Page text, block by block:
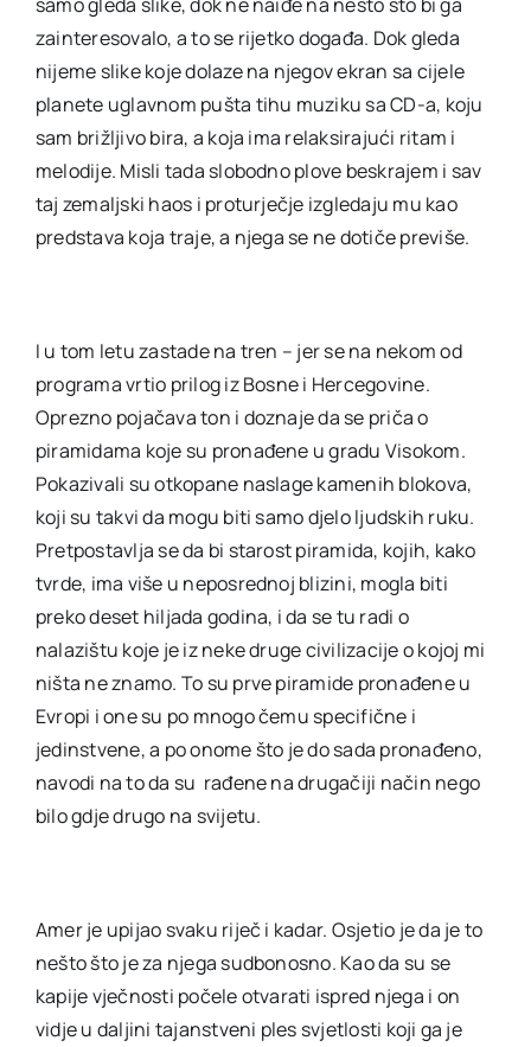
zainteresovalo, a to se rijetko događa. Dok gleda
nijeme slike koje dolaze na njegov ekran sa cijele
planete uglavnom pušta tihu muziku sa CD-a, koju
sam brižljivo bira, a koja ima relaksirajući ritam i
melodije. Misli tada slobodno plove beskrajem i sav
taj zemaljski haos i proturječje izgledaju mu kao
predstava koja traje, a njega se ne dotiče previše.
I u tom letu zastade na tren – jer se na nekom od
programa vrtio prilog iz Bosne i Hercegovine.
Oprezno pojačava ton i doznaje da se priča o
piramidama koje su pronađene u gradu Visokom.
Pokazivali su otkopane naslage kamenih blokova,
koji su takvi da mogu biti samo djelo ljudskih ruku.
Pretpostavlja se da bi starost piramida, kojih, kako
tvrde, ima više u neposrednoj blizini, mogla biti
preko deset hiljada godina, i da se tu radi o
nalazištu koje je iz neke druge civilizacije o kojoj mi
ništa ne znamo. To su prve piramide pronađene u
Evropi i one su po mnogo čemu specifične i
jedinstvene, a po onome što je do sada pronađeno,
navodi na to da su rađene na drugačiji način nego
bilo gdje drugo na svijetu.
Amer je upijao svaku riječ i kadar. Osjetio je da je to
nešto što je za njega sudbonosno. Kao da su se
kapije vječnosti počele otvarati ispred njega i on
vidje u daljini tajanstveni ples svjetlosti koji ga je